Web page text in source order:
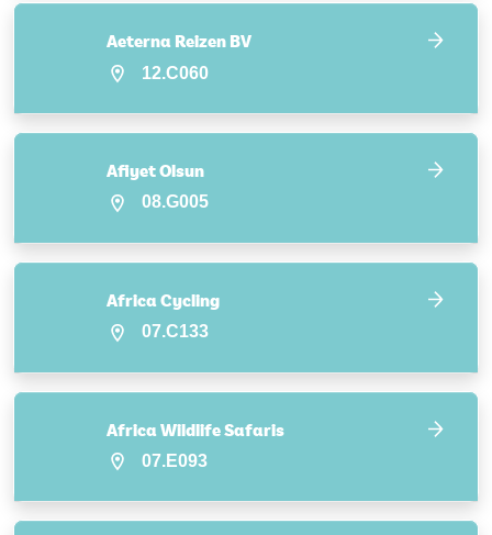
Aeterna Reizen BV
12.C060
Afiyet Olsun
08.G005
Africa Cycling
07.C133
Africa Wildlife Safaris
07.E093